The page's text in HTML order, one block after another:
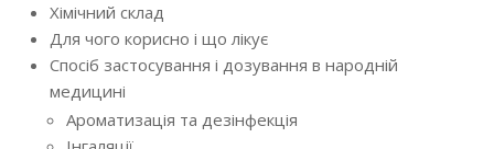
Хімічний склад
Для чого корисно і що лікує
Спосіб застосування і дозування в народній
медицині
Ароматизація та дезінфекція